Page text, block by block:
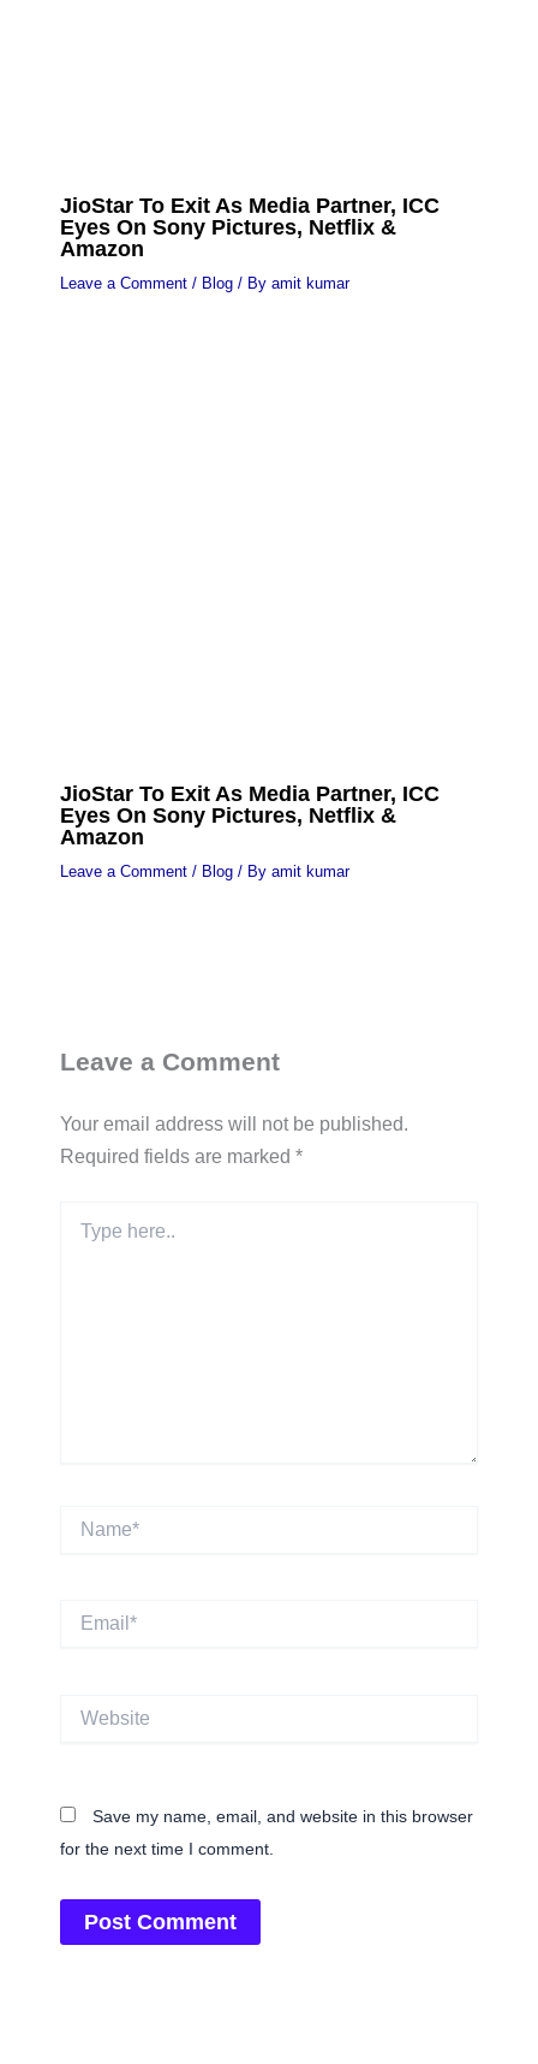
JioStar To Exit As Media Partner, ICC
Eyes On Sony Pictures, Netflix &
Amazon
Leave a Comment / Blog/ By amit kumar
JioStar To Exit As Media Partner, ICC
Eyes On Sony Pictures, Netflix &
Amazon
Leave a Comment / Blog/ By amit kumar
Leave a Comment
Your email address will not be published.
Required fields are marked *
here..
Email*
Website
Save my name, email, and website in this browser
for the next time I comment.